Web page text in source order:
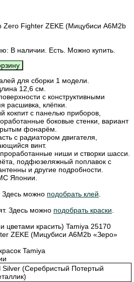
Zero Fighter ZEKE (Мицубиси A6M2b
В наличии. Есть. Можно купить.
для сборки 1 модели.
12,6 см.
с конструктивными
расшивка, клёпки.
кокпит c панелью приборов,
боковые стенки, вариант
фонарём.
с радиатором двигателя,
винт.
ниши и створки шасси.
подфюзеляжный поплавок с
и другие подробности.
Японии.
Здесь можно подобрать клей
Здесь можно подобрать краски
цветами красить) Tamiya 25170
ZEKE (Мицубиси A6M2b «Зеро»
Tamiya
Silver (Серебристый Потертый